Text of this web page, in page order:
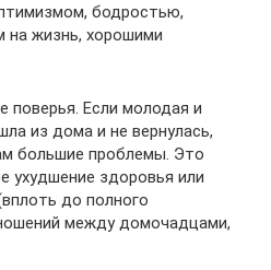
бодростью,
на жизнь, хорошими
поверья. Если молодая и
из дома и не вернулась,
большие проблемы. Это
ухудшение здоровья или
до полного
между домочадцами,